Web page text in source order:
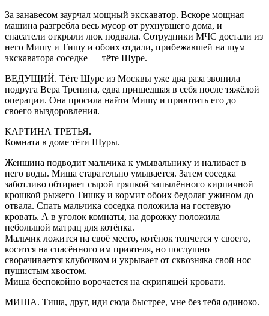
За занавесом заурчал мощный экскаватор. Вскоре мощная
машина разгребла весь мусор от рухнувшего дома, и
спасатели открыли люк подвала. Сотрудники МЧС достали из
него Мишу и Тишу и обоих отдали, прибежавшей на шум
экскаватора соседке — тёте Шуре.
ВЕДУЩИЙ. Тёте Шуре из Москвы уже два раза звонила
подруга Вера Тренина, едва пришедшая в себя после тяжёлой
операции. Она просила найти Мишу и приютить его до
своего выздоровления.
КАРТИНА ТРЕТЬЯ.
Комната в доме тёти Шуры.
Женщина подводит мальчика к умывальнику и наливает в
него воды. Миша старательно умывается. Затем соседка
заботливо обтирает сырой тряпкой запылённого кирпичной
крошкой рыжего Тишку и кормит обоих бедолаг ужином до
отвала. Спать мальчика соседка положила на гостевую
кровать. А в уголок комнаты, на дорожку положила
небольшой матрац для котёнка.
Мальчик ложится на своё место, котёнок топчется у своего,
косится на спасённого им приятеля, но послушно
сворачивается клубочком и укрывает от сквозняка свой нос
пушистым хвостом.
Миша беспокойно ворочается на скрипящей кровати.
МИША. Тиша, друг, иди сюда быстрее, мне без тебя одиноко.